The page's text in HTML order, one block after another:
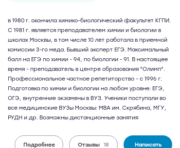
в 1980 г. окончила химико-биологический факультет КГПИ.
С 1981 г. является преподавателем химии и биологии в
школах Москвы, в том числе 10 лет работала в приемной
комиссии 3-го меда. Бывший эксперт ЕГЭ. Максимальный
балл на ЕГЭ по химии - 94, по биологии - 91. В настоящее
время - преподаватель в центре образования "Олимп".
Профессиональное частное репетиторство - c 1996 г.
Подготовка по химии и биологии на любом уровне: ЕГЭ,
ОГЭ, внутренние экзамены в ВУЗ. Ученики поступали во
все медицинские ВУЗы Москвы: МВА им. Скрябина, МГУ,
РУДН и др. Возможны дистанционные занятия
Подробнее Отзывы 18 Написать